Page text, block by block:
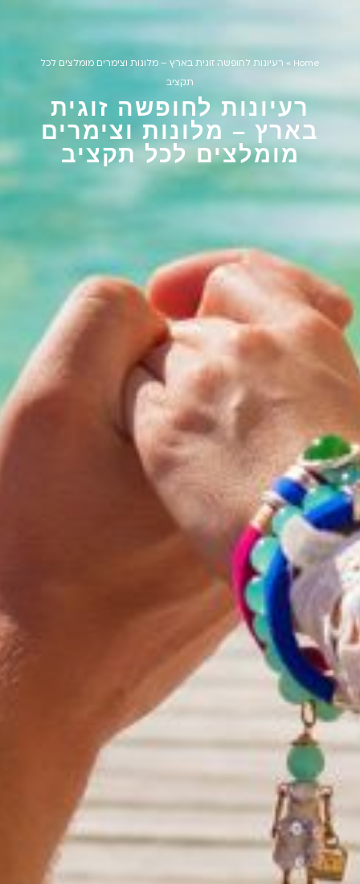
Home
» רעיונות לחופשה זוגית בארץ – מלונות וצימרים מומלצים לכל
תקציב
רעיונות לחופשה זוגית
בארץ – מלונות וצימרים
מומלצים לכל תקציב